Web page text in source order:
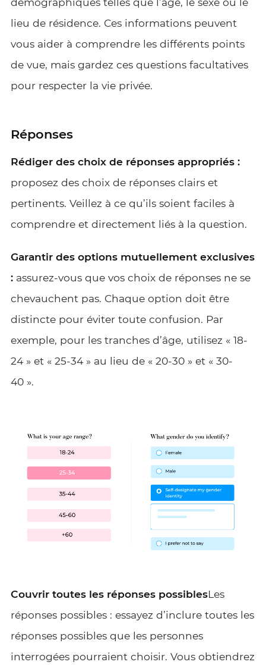
lieu de résidence. Ces informations peuvent
vous aider à comprendre les différents points
de vue, mais gardez ces questions facultatives
pour respecter la vie privée.
Réponses
Rédiger des choix de réponses appropriés :
proposez des choix de réponses clairs et
pertinents. Veillez à ce qu’ils soient faciles à
comprendre et directement liés à la question.
Garantir des options mutuellement exclusives
:assurez-vous que vos choix de réponses ne se
chevauchent pas. Chaque option doit être
distincte pour éviter toute confusion. Par
exemple, pour les tranches d’âge, utilisez « 18-
24 » et « 25-34 » au lieu de « 20-30 » et « 30-
40 ».
Couvrir toutes les réponses possiblesLes
réponses possibles : essayez d’inclure toutes les
réponses possibles que les personnes
interrogées pourraient choisir. Vous obtiendrez